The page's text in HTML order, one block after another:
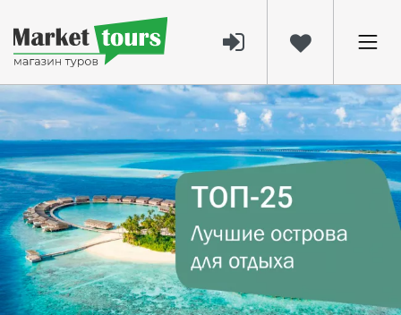
2897 19 нояб 2024
Названы 25 лучших островов мира по
версии Travel+Leisure
Топ-25 лучших островов мира по версии
Travel+Leisure: красота природы, роскошь
и уникальные впечатления